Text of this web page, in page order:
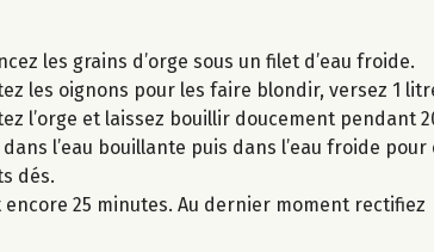
les grains d’orge sous un filet d’eau froide.
les oignons pour les faire blondir, versez 1
l’orge et laissez bouillir doucement pendant
l’eau bouillante puis dans l’eau froide
dés.
25 minutes. Au dernier moment rectifiez